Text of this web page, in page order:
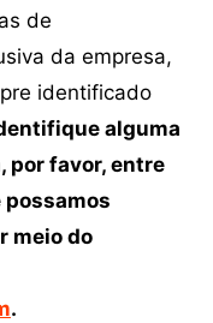
de
da empresa,
identificado
alguma
por favor, entre
possamos
meio do
.